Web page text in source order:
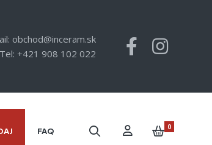
obchod@inceram.sk
Tel: +421 908 102 022
FAQ 0